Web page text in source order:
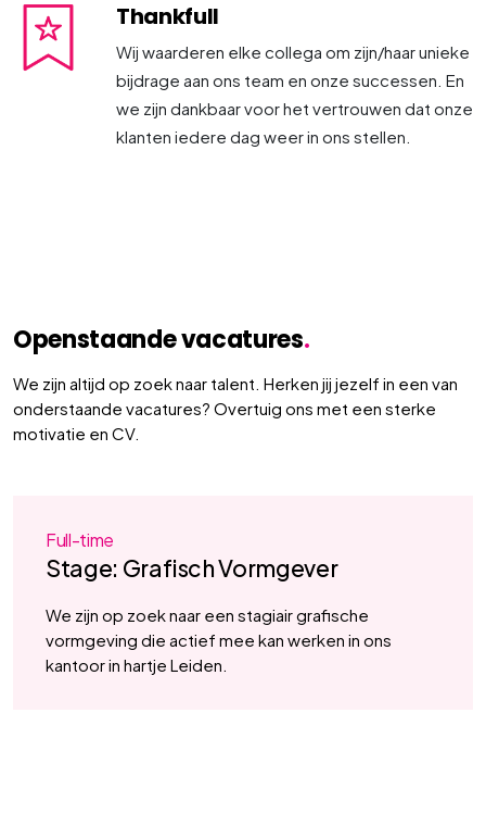
Thankfull
Wij waarderen elke collega om zijn/haar unieke
bijdrage aan ons team en onze successen. En
we zijn dankbaar voor het vertrouwen dat onze
klanten iedere dag weer in ons stellen.
Openstaande vacatures.
We zijn altijd op zoek naar talent. Herken jij jezelf in een van
onderstaande vacatures? Overtuig ons met een sterke
motivatie en CV.
Full-time
Stage: Grafisch Vormgever
We zijn op zoek naar een stagiair grafische
vormgeving die actief mee kan werken in ons
kantoor in hartje Leiden.